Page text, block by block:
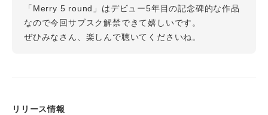
「Merry 5 round」はデビュー5年目の記念碑的な作品
なので今回サブスク解禁できて嬉しいです。
ぜひみなさん、楽しんで聴いてくださいね。
リリース情報